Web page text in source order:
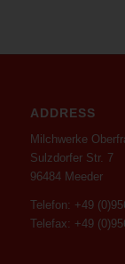
ADDRESS
Milchwerke
Sulzdorfer Str. 7
96484 Meeder
Telefon: +49
Telefax: +49